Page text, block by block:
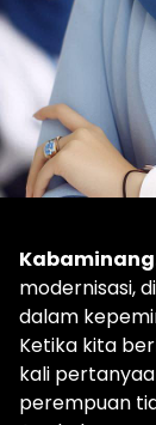
modernisasi,
dalam
Ketika kita
kali
perempuan